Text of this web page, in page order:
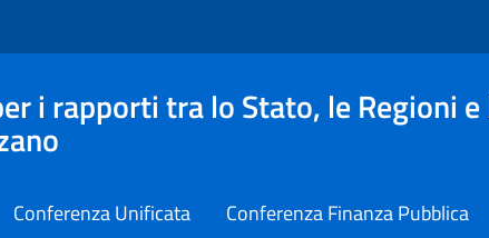
i rapporti tra lo Stato, le Regioni
Conferenza Unificata Conferenza Finanza Pubblica